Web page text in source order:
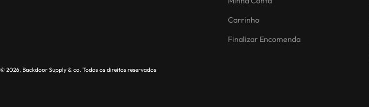
Carrinho
Finalizar Encomenda
© 2026, Backdoor Supply & co. Todos os direitos reservados